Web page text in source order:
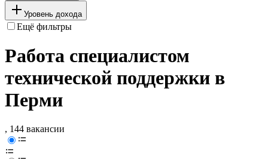
Уровень дохода
Ещё фильтры
Работа специалистом
технической поддержки в
Перми
, 144 вакансии